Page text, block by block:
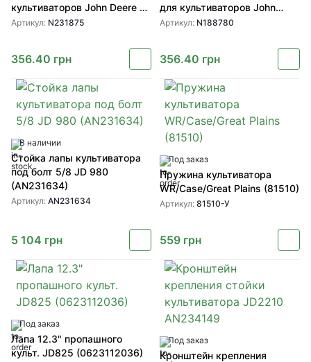
культиваторов John Deere от
John Deere
Артикул: N231875
356.40 грн
для культиваторов John
Deere
Артикул: N188780
356.40 грн
В наличии
Стойка лапы культиватора
под болт 5/8 JD 980
(AN231634)
Артикул: AN231634
5 104 грн
Под заказ
Пружина культиватора
WR/Case/Great Plains (81510)
Артикул: 81510-У
559 грн
Под заказ
Лапа 12.3" пропашного
культ. JD825 (0623112036)
Под заказ
Кронштейн крепления